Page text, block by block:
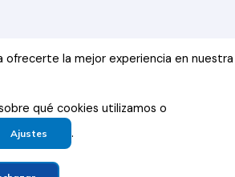
ofrecerte la mejor experiencia en nuestra
qué cookies utilizamos o
Ajustes .